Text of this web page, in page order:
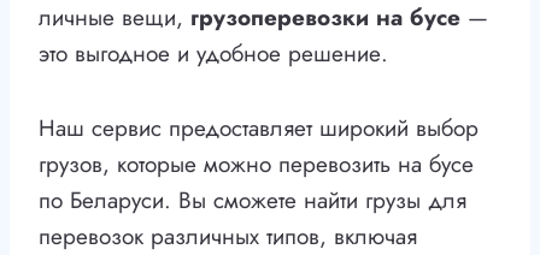
личные вещи, грузоперевозки на бусе —
это выгодное и удобное решение.
Наш сервис предоставляет широкий выбор
грузов, которые можно перевозить на бусе
по Беларуси. Вы сможете найти грузы для
перевозок различных типов, включая